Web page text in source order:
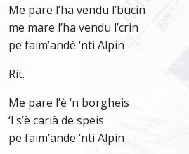
Me pare l’ha vendu l’bucin
me mare l’ha vendu l’crin
pe faim’andé ‘nti Alpin
Rit.
Me pare l’è ‘n borgheis
‘l s’è carià de speis
pe faim’ande ‘nti Alpin